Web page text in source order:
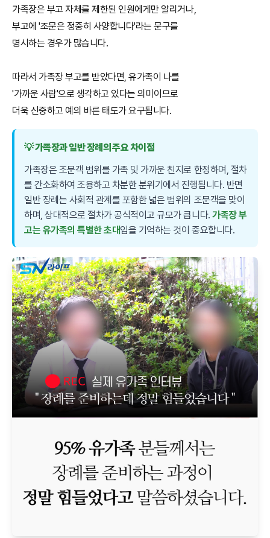
가족장은 부고 자체를 제한된 인원에게만 알리거나,
부고에 '조문은 정중히 사양합니다'라는 문구를
명시하는 경우가 많습니다.
따라서 가족장 부고를 받았다면, 유가족이 나를
'가까운 사람'으로 생각하고 있다는 의미이므로
더욱 신중하고 예의 바른 태도가 요구됩니다.
💡 가족장과 일반 장례의 주요 차이점
가족장은 조문객 범위를 가족 및 가까운 친지로 한정하며, 절차
를 간소화하여 조용하고 차분한 분위기에서 진행됩니다. 반면
일반 장례는 사회적 관계를 포함한 넓은 범위의 조문객을 맞이
하며, 상대적으로 절차가 공식적이고 규모가 큽니다.가족장 부
고는 유가족의 특별한 초대임을 기억하는 것이 중요합니다.